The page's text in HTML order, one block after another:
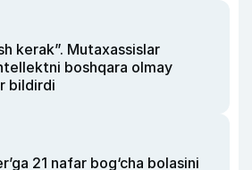
kerak”. Mutaxassislar
boshqara olmay
bildirdi
21 nafar bog‘cha bolasini